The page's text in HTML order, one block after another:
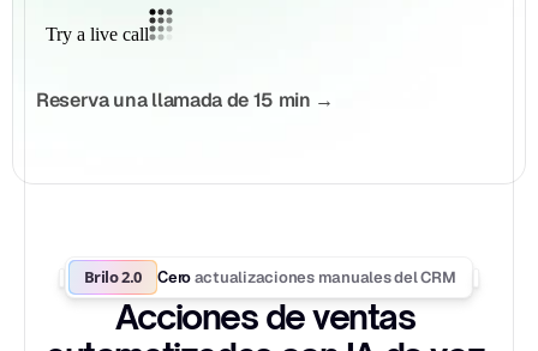
Reserva una llamada de 15 min →
Brilo 2.0 Cero actualizaciones manuales del CRM
Acciones de ventas